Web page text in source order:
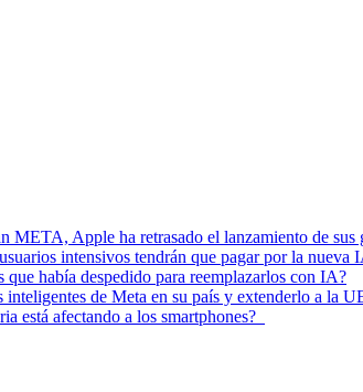
META, Apple ha retrasado el lanzamiento de sus
intensivos tendrán que pagar por la nueva
había despedido para reemplazarlos con IA?
de Meta en su país y extenderlo a la
está afectando a los smartphones?